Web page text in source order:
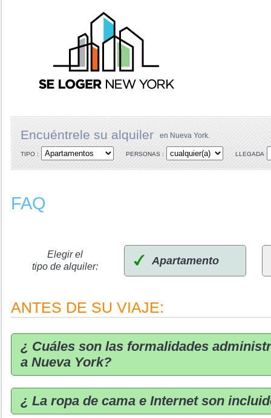
Encuéntrele su alquiler en Nueva York.
TIPO : PERSONAS : LLEGADA
FAQ
Elegir el
tipo de alquiler:
Apartamento
ANTES DE SU VIAJE:
¿ Cuáles son las formalidades
a Nueva York?
¿ La ropa de cama e Internet son